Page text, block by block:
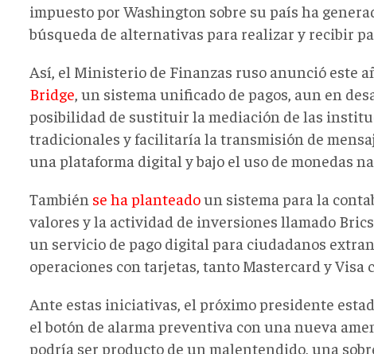
impuesto por Washington sobre su país ha
búsqueda de alternativas para realizar y recibir
Así, el Ministerio de Finanzas ruso anunció este
Bridge, un sistema unificado de pagos, aun en
posibilidad de sustituir la mediación de las
tradicionales y facilitaría la transmisión de
una plataforma digital y bajo el uso de monedas
También se ha planteadoun sistema para la
valores y la actividad de inversiones llamado Brics
un servicio de pago digital para ciudadanos
operaciones con tarjetas, tanto Mastercard y Visa
Ante estas iniciativas, el próximo presidente
el botón de alarma preventiva con una nueva
podría ser producto de un malentendido, una